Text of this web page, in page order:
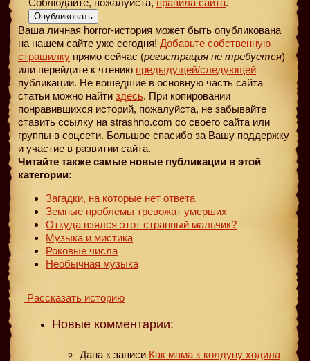
Опубликовать
Ваша личная horror-история может быть опубликована
на нашем сайте уже сегодня! Добавьте собственную
страшилку прямо сейчас (регистрация не требуется)
или перейдите к чтению предыдущей/следующей
публикации. Не вошедшие в основную часть сайта
статьи можно найти здесь. При копировании
понравившихся историй, пожалуйста, не забывайте
ставить ссылку на strashno.com со своего сайта или
группы в соцсети. Большое спасибо за Вашу поддержку
и участие в развитии сайта.
Читайте также самые новые публикации в этой
категории:
Загадки, на которые нет ответа
Земные проблемы тревожат умерших
Откуда взялся этот странный мальчик?
Музыка и мистика
Роковые числа
Необычная музыка
Рассказать историю
Новые комментарии:
Дана к записи Как мама к колдуну ходила